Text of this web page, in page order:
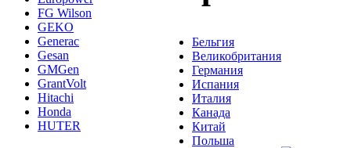
FG Wilson
GEKO
Generac
Gesan
GMGen
GrantVolt
Hitachi
Honda
HUTER
Бельгия
Великобритания
Германия
Испания
Италия
Канада
Китай
Польша